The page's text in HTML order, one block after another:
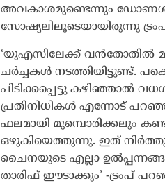
അവകാശമുണ്ടെന്നും ഡോണൾഡ്
സോഷ്യലിലൂടെയായിരുന്നു
‘യുഎസിലേക്ക് വൻതോതിൽ
ചർച്ചകൾ നടത്തിയിട്ടുണ്ട്.
പിടിക്കപ്പെട്ടു കഴിഞ്ഞാൽ
പ്രതിനിധികൾ എന്നോട്
ഫലമായി മുമ്പൊരിക്കലും
ഒഴുകിയെത്തുന്നു. ഇത്
ചൈനയുടെ എല്ലാ
താരിഫ് ഈടാക്കും’ -ട്രംപ്